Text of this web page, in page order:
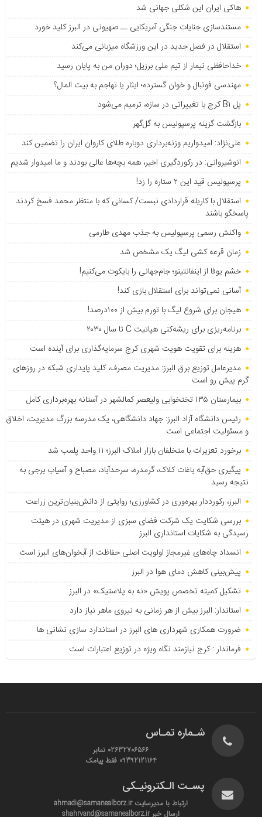
هاکی ایران این شکلی جهانی شد
مستندسازی جنایات جنگی آمریکایی ــ صهیونی در البرز کلید خورد
استقلال در فصل جدید در این ورزشگاه میزبانی می‌کند
خداحافظی نیمار از تیم ملی برزیل؛ دوران من به پایان رسید
مهندسی فوتبال و خوان گسترده؛ ایثار یا تهاجم به بیت المال؟
پل B۱ کرج با تغییراتی در سازه، ترمیم می‌شود
بازگشت گزینه پرسپولیس به ‌گل‌گهر
علی‌نژاد: امیدواریم وزنه‌برداری دوباره طلای کاروان ایران را تضمین کند
انوشیروانی: در رکوردگیری اخیر، همه بچه‌ها عالی بودند و ما امیدوار شدیم
پرسپولیس قید این ۲ ستاره را زد!
استقلال با کاریله قراردادی نبست/ کسانی که با منتظر محمد فسخ کردند
پاسخگو باشند
واکنش رسمی پرسپولیس به جذب مهدی طارمی
زمان قرعه کشی لیگ یک مشخص شد
خشم یوفا از اینفانتینو؛ جام‌جهانی را بایکوت می‌کنیم!
آسانی نمی‌تواند برای استقلال بازی کند!
هیجان برای شروع لیگ با تورم بیش از ۱۰۰درصد!
برنامه‌ریزی برای ریشه‌کنی هپاتیت C تا سال ۲۰۳۰
هزینه برای تقویت هویت شهری کرج سرمایه‌گذاری برای آینده است
مدیرعامل توزیع برق البرز: مدیریت مصرف، کلید پایداری شبکه در روزهای
گرم پیش رو است
بیمارستان ۱۳۵ تختخوابی ولیعصر کمالشهر در آستانه بهره‌برداری کامل
رئیس دانشگاه آزاد البرز: جهاد دانشگاهی، یک مدرسه بزرگ مدیریت، اخلاق
و مسئولیت اجتماعی است
برخورد تعزیرات با متخلفان بازار املاک البرز؛ ۱۱ واحد پلمب شد
پیگیری حق‌آبه باغات کلاک، گرمدره، سرحدآباد، مصباح و آسیاب برجی به
نتیجه رسید
البرز، رکورددار بهره‌وری در کشاورزی؛ روایتی از دانش‌بنیان‌ترین زراعت
بررسی شکایت یک شرکت فضای سبزی از مدیریت شهری در هیئت
رسیدگی به شکایات استانداری البرز
انسداد چاه‌های غیرمجاز اولویت اصلی حفاظت از آبخوان‌های البرز است
پیش‌بینی کاهش دمای هوا در البرز
تشکیل کمیته تخصص پویش «نه به پلاستیک» در البرز
استاندار: البرز بیش از هر زمانی به نیروی ماهر نیاز دارد
ضرورت همکاری شهرداری های البرز در استاندارد سازی نشانی ها
فرماندار : کرج نیازمند نگاه ویژه در توزیع اعتبارات است
شـماره تمـاس
02632706566 نمابر
09392121164 فقط پیامک
پسـت الـکترونیـکی
ارتباط با مدیرسایت ahmadi@samanealborz.ir
ارسال خبر shahrvand@samanealborz.ir